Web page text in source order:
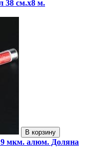
38 см.х8 м.
В корзину
мкм. алюм. Доляна